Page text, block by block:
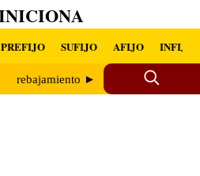
PREFIJO SUFIJO AFIJO INFIJO
rebajamiento ►